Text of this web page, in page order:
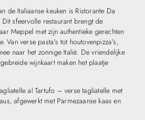
de Italiaanse keuken is Ristorante Da
Dit sfeervolle restaurant brengt de
Meppel met zijn authentieke gerechten
Van verse pasta’s tot houtovenpizza’s,
naar het zonnige Italië. De vriendelijke
wijnkaart maken het plaatje
al Tartufo – verse tagliatelle met
afgewerkt met Parmezaanse kaas en